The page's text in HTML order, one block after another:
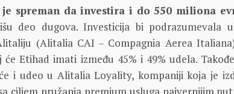
je spreman da investira i do 550 miliona
deo dugova. Investicija bi podrazumevala
(Alitalia CAI – Compagnia Aerea
Etihad imati između 45% i 49% udela.
i udeo u Alitalia Loyality, kompaniji koja je